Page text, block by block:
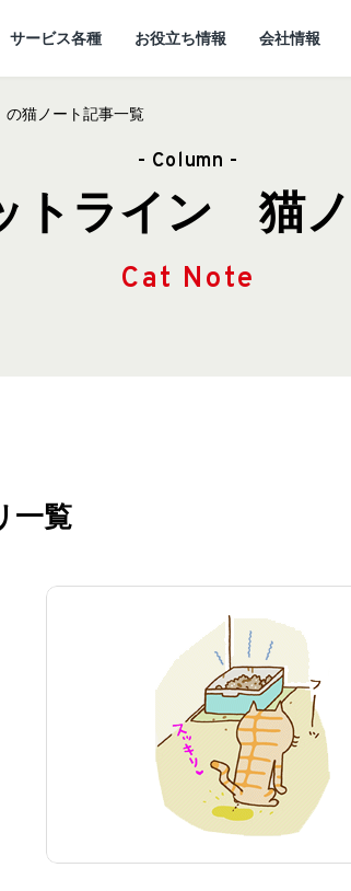
サービス各種 お役立ち情報 会社情報
の猫ノート記事一覧
- Column -
トライン 猫ノ
Cat Note
一覧